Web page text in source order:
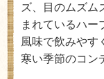
ズ、目のムズム
まれているハー
風味で飲みやす
寒い季節のコン